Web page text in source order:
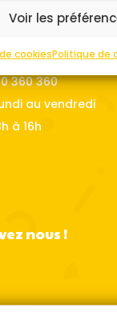
Voir les
cookiesPolitique de
nous !
360 360
au vendredi
à 16h
nous !